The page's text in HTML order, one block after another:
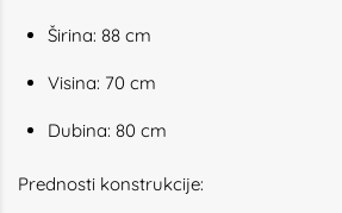
Širina: 88 cm
Visina: 70 cm
Dubina: 80 cm
Prednosti konstrukcije: